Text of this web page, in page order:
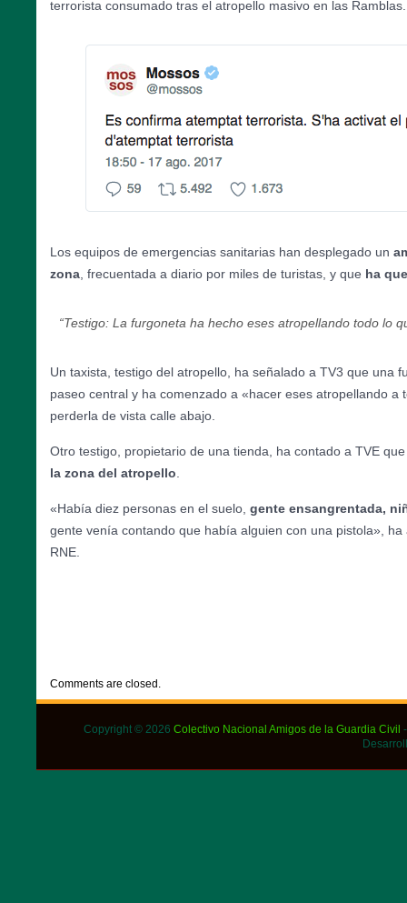
terrorista consumado tras el atropello masivo en las Ramblas.
Los equipos de emergencias sanitarias han desplegado un
zona , frecuentada a diario por miles de turistas, y que ha
“Testigo: La furgoneta ha hecho eses atropellando todo lo
Un taxista, testigo del atropello, ha señalado a TV3 que una
paseo central y ha comenzado a «hacer eses atropellando a
perderla de vista calle abajo.
Otro testigo, propietario de una tienda, ha contado a TVE
la zona del atropello
«Había diez personas en el suelo, gente ensangrentada,
gente venía contando que había alguien con una pistola»,
RNE.
Comments are closed.
Copyright © 2026 Colectivo Nacional Amigos de la Guardia Civil